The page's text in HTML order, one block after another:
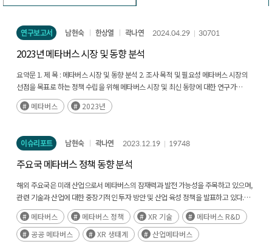
연구보고서 남현숙 한상열 곽나연 2024.04.29 30701
2023년 메타버스 시장 및 동향 분석
요약문 1. 제 목 : 메타버스 시장 및 동향 분석 2. 조사 목적 및 필요성 메타버스 시장의
선점을 목표로 하는 정책 수립을 위해 메타버스 시장 및 최신 동향에 대한 연구가
중요성을 더하고 있다. 메타버스는 커머스, 교육, 엔터테인먼트 등 다양한 분야에서
서비스가 확산 중이며, 우리 정부는 메타버스 산업 육성을 위한 범정부 차원의 노력을
파악하고, 신규 산업 창출 및 프로젝트 기획에 필요한 메타버스 동향을 분석하고 이슈를
발굴함으로써 메타버스 관련 수요자와 공급자에게 정보를 제공하고 확산시키기 위한
목적을 가지고 있다. 메타버스 산업은 XR, 인공지능 등의 기술 발전과 비대면 생활
증가라는 사회적 환경의 변화와 함께, 몰입형 경험에 대한 수요가 증가하면서 급속히
확대되고 있다. 메타, 마이크로소프트, 애플 등의 글로벌 메타버스 기업들은 시장
선점을 위해 치열한 개발 경쟁을 벌이고 있으며, 게임, 교육, 엔터테인먼트, 의료 등 여러
산업에서 다양한 수요가 부상하면서 새로운 메타버스 플랫폼 및 서비스가 출시되고
있다. 이에 본 연구는 글로벌 시장조사기관의 메타버스 시장 규모 및 전망 데이터와
국내외 주요 기업의 동향, 주요국의 정책을 분석하여 국내 정책 입안을 위한 기초자료를
제공하며, 메타버스 관련 산학연 종사자들에게 글로벌 동향 정보를 제공하여 산업의
메타버스 2023년
이슈리포트 남현숙 곽나연 2023.12.19 19748
주요국 메타버스 정책 동향 분석
해외 주요국은 미래 산업으로서 메타버스의 잠재력과 발전 가능성을 주목하고 있으며,
관련 기술과 산업에 대한 중장기적인 투자 방안 및 산업 육성 정책을 발표하고 있다.
(후략)
메타버스 메타버스 정책 XR 기술
메타버스 R&D
공공 메타버스
XR 생태계 산업메타버스